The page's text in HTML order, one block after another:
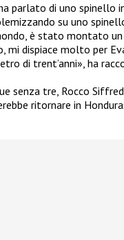
parlato di uno spinello
su uno
è stato montato un
mi dispiace molto per
di trent’anni», ha
senza tre, Rocco
ritornare in